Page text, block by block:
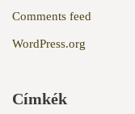
Comments feed
WordPress.org
Címkék